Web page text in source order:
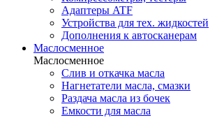
Адаптеры ATF
Устройства для тех. жидкостей
Дополнения к автосканерам
Маслосменное
Маслосменное
Слив и откачка масла
Нагнетатели масла, смазки
Раздача масла из бочек
Емкости для масла